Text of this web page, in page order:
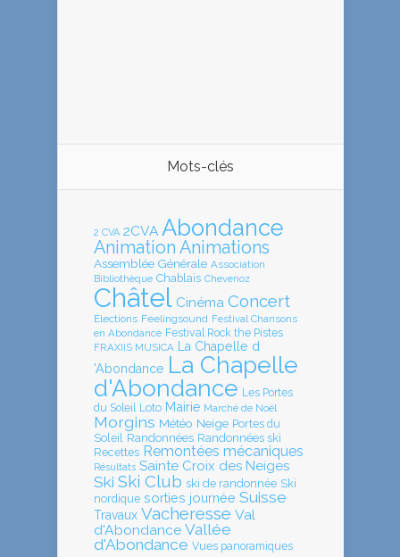
Mots-clés
2 CVA 2CVA Abondance
Animation Animations
Assemblée Générale Association
Bibliothèque Chablais Chevenoz
Châtel Cinéma Concert
Elections Feelingsound Festival Chansons
en Abondance Festival Rock the Pistes
FRAXIIS MUSICA
La Chapelle d
'Abondance La Chapelle
d'Abondance Les Portes
du Soleil Loto Mairie Marché de Noël
Morgins Météo Neige Portes du
Soleil Randonnées Randonnées ski
Recettes Remontées mécaniques
Résultats Sainte Croix des Neiges
Ski Ski Club ski de randonnée Ski
nordique sorties journée Suisse
Travaux Vacheresse Val
d'Abondance Vallée
d'Abondance Vues panoramiques